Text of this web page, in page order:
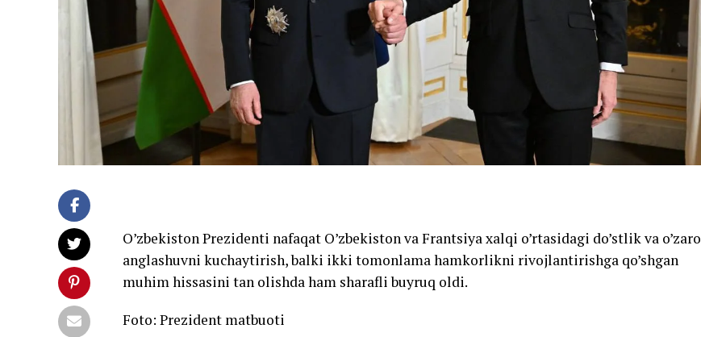
O’zbekiston Prezidenti nafaqat O’zbekiston va Frantsiya xalqi o’rtasidagi do’stlik va o’zaro
anglashuvni kuchaytirish, balki ikki tomonlama hamkorlikni rivojlantirishga qo’shgan
muhim hissasini tan olishda ham sharafli buyruq oldi.
Foto: Prezident matbuoti